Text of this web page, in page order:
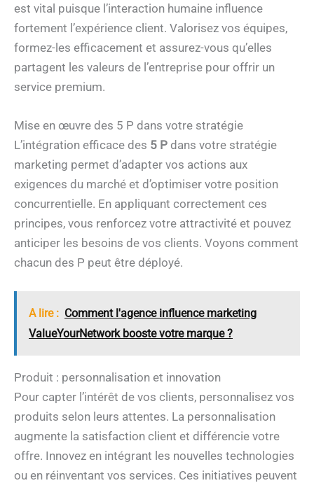
est vital puisque l’interaction humaine influence
fortement l’expérience client. Valorisez vos équipes,
formez-les efficacement et assurez-vous qu’elles
partagent les valeurs de l’entreprise pour offrir un
service premium.
Mise en œuvre des 5 P dans votre stratégie
L’intégration efficace des 5 P dans votre stratégie
marketing permet d’adapter vos actions aux
exigences du marché et d’optimiser votre position
concurrentielle. En appliquant correctement ces
principes, vous renforcez votre attractivité et pouvez
anticiper les besoins de vos clients. Voyons comment
chacun des P peut être déployé.
A lire : Comment l'agence influence marketing
ValueYourNetwork booste votre marque ?
Produit : personnalisation et innovation
Pour capter l’intérêt de vos clients, personnalisez vos
produits selon leurs attentes. La personnalisation
augmente la satisfaction client et différencie votre
offre. Innovez en intégrant les nouvelles technologies
ou en réinventant vos services. Ces initiatives peuvent